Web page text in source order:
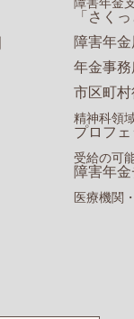
「さく
障害年
年金事
市区町
精神科領
プロフ
受給の可
障害年
医療機関